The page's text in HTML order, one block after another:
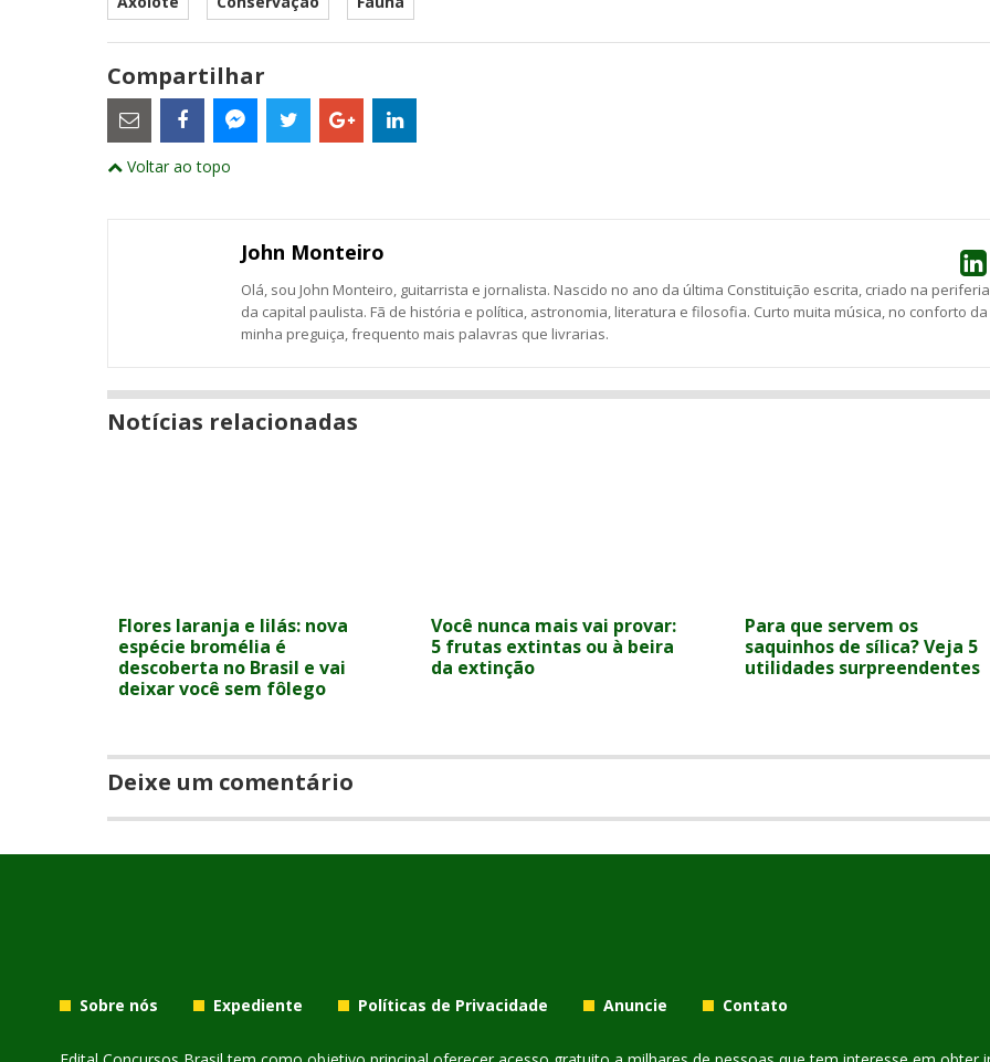
Compartilhar
Estes
são
links
externos
abrirão
este este
Voltar ao topo
John Monteiro
Olá, sou John Monteiro, guitarrista e jornalista. Nascido no ano da última Constituição escrita, criado na periferia
da capital paulista. Fã de história e política, astronomia, literatura e filosofia. Curto muita música, no conforto da
minha preguiça, frequento mais palavras que livrarias.
Notícias relacionadas
Flores laranja e lilás: nova
espécie bromélia é
descoberta no Brasil e vai
deixar você sem fôlego
Você nunca mais vai provar:
5 frutas extintas ou à beira
da extinção
Para que servem os
saquinhos de sílica? Veja 5
utilidades surpreendentes
Deixe um comentário
Sobre nós Expediente Políticas de Privacidade Anuncie Contato